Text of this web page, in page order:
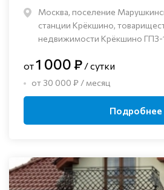
Москва, поселение
станции Крёкшино,
недвижимости Крёкшино ГПЗ-1,
от1 000 ₽ / сутки
от 30 000 ₽ / месяц
Подробнее